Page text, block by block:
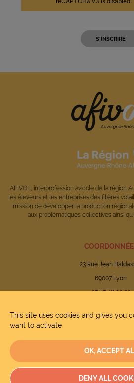
AFIVOL, interprofession avicole de la région
les éleveurs et les entreprises des filières
mission de développer la production
aux problématiques collectives ainsi
23 Rue Jean
69007 Lyon
07 87 48 90 20
This site uses cookies and gives you
want to activate
OK, ACCEPT
DENY ALL